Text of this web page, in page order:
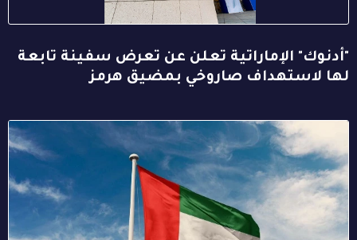
"أدنوك" الإماراتية تعلن عن تعرض سفينة تابعة
لها لاستهداف صاروخي بمضيق هرمز